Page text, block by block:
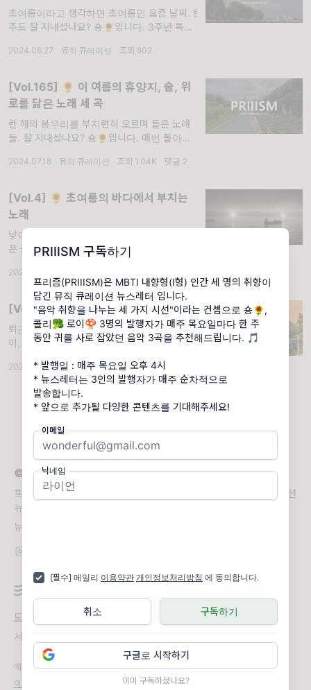
PRIIISM 구독하기
프리즘(PRIIISM)은 MBTI 내향형(I형) 인간 세 명의 취향이
담긴 뮤직 큐레이션 뉴스레터 입니다.
"음악 취향을 나누는 세 가지 시선"이라는 컨셉으로 숑🌻,
콜리🥦 로이🍄 3명의 발행자가 매주 목요일마다 한 주
동안 귀를 사로 잡았던 음악 3곡을 추천해드립니다. 🎵
* 발행일 : 매주 목요일 오후 4시
* 뉴스레터는 3인의 발행자가 매주 순차적으로
발송합니다.
* 앞으로 추가될 다양한 콘텐츠를 기대해주세요!
이메일
닉네임
[필수] 메일리 이용약관 개인정보처리방침 에 동의합니다.
구독하기
취소
구글로 시작하기
이미 구독하셨나요?
초여름이라고 생각하면 초여름인 요즘 날씨. 한
주도 잘 지내셨나요? 숑🌻입니다. 3주년 특집
주일 차이일 뿐인데 되게 오랜만에 적는 기분이
2024.06.27 뮤직 큐레이션 조회 802
[Vol.165] 🌻 이 여름의 휴양지, 술, 위
로를 닮은 노래 세 곡
한 해의 봉우리를 부지런히 오르며 들은 노래
들. 잘 지내셨나요? 숑🌻입니다. 매번 돌아오
역시, 코리아의 사계절의 너무나 변화무쌍하기
염에
2024.07.18 뮤직 큐레이션 조회 1.04K 댓글 2
[Vol.4] 🌻 초여름의 바다에서 부치는
노래
낮이 길고 습한 날, 구독자님의 뇌리에 스치고
픈 플레이리스트. 구독자님, 초여름 날씨가 나
요? 어느덧 두 번째 뉴스레터를 적게 된 숑입니
다. 저는 콜리, 로이와 차례로 보낸 레터에 대한
의견을
2021.06.17
[Vol.12] 🌻 근사한 찰나로 기억될 세 곡
퇴근길 마주친 노을에 하루 전체가 특별해지듯
이, 음악도!. 휴가 특집호를 마치고 다시 돌아온
침저녁의 온도가 미묘하게 달라진 것 같아요.
마음이 참 간사한 게 그렇게 덥다고 불평을 쏟
다가도 여름의
2021.08.12 · 뮤직 큐레이션 · 조회 1.7K
© 2026 PRIIISM
프리즘은 MBTI 내향형(I형) 인간 세 명의 취향이 담긴 뮤직 큐레이션
뉴스레터 입니다.
뉴스레터 문의
도움말
오류 및 기능 관련 제보
서비스 이용 문의
메일리 사업자 정보
이용약관
정기결제 이용약관|